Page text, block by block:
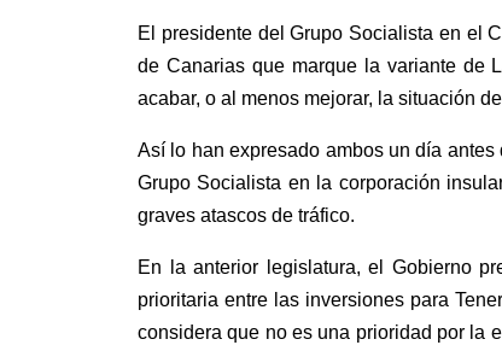
El presidente del Grupo Socialista en el
de Canarias que marque la variante de
acabar, o al menos mejorar, la situación
Así lo han expresado ambos un día
Grupo Socialista en la corporación
graves atascos de tráfico.
En la anterior legislatura, el Gobierno
prioritaria entre las inversiones para
considera que no es una prioridad por la